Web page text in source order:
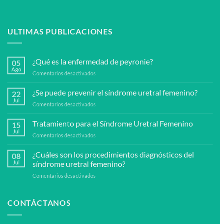
ULTIMAS PUBLICACIONES
05
Ago
¿Qué es la enfermedad de peyronie?
Comentarios desactivados
enfermedad
peyronie?
22
Jul
¿Se puede prevenir el síndrome uretral femenino?
Comentarios desactivados
puede
el
uretral
femenino?
15
Jul
Tratamiento para el Síndrome Uretral Femenino
Comentarios desactivados
Síndrome
Uretral
08
Jul
¿Cuáles son los procedimientos diagnósticos del
síndrome uretral femenino?
Comentarios desactivados
CONTÁCTANOS